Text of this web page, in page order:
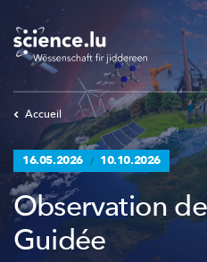
to
main
content
Accueil
16.05.2026 / 10.10.2026
Observation
Guidée